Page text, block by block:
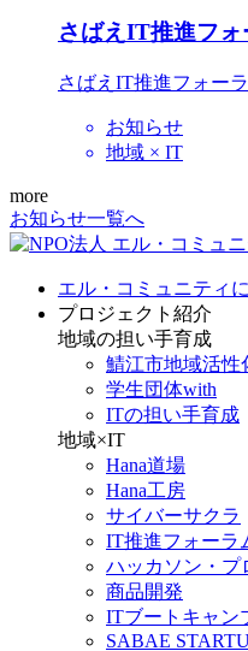
さばえIT推進フォ
さばえIT推進フォー
お知らせ
地域 × IT
more
お知らせ一覧へ
エル・コミュニティ
プロジェクト紹介
地域の担い手育成
鯖江市地域活性
学生団体with
ITの担い手育成
地域×IT
Hana道場
Hana工房
サイバーサクラ
IT推進フォーラ
ハッカソン・プ
商品開発
ITブートキャン
SABAE